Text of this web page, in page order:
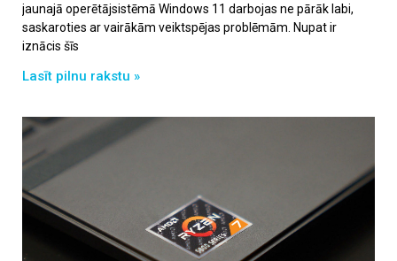
jaunajā operētājsistēmā Windows 11 darbojas ne pārāk labi,
saskaroties ar vairākām veiktspējas problēmām. Nupat ir
iznācis šīs
Lasīt pilnu rakstu »